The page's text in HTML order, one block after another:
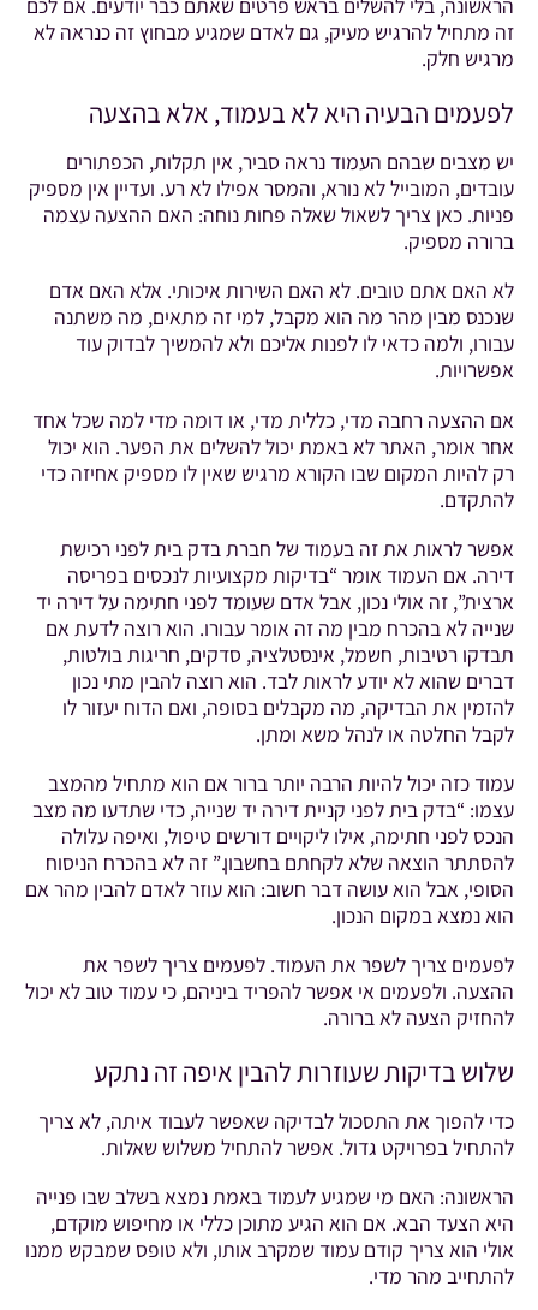
זה מתחיל להרגיש מעיק, גם לאדם שמגיע מבחוץ זה כנראה לא
מרגיש חלק.
לפעמים הבעיה היא לא בעמוד, אלא בהצעה
יש מצבים שבהם העמוד נראה סביר, אין תקלות, הכפתורים
עובדים, המובייל לא נורא, והמסר אפילו לא רע. ועדיין אין מספיק
פניות. כאן צריך לשאול שאלה פחות נוחה: האם ההצעה עצמה
ברורה מספיק.
לא האם אתם טובים. לא האם השירות איכותי. אלא האם אדם
שנכנס מבין מהר מה הוא מקבל, למי זה מתאים, מה משתנה
עבורו, ולמה כדאי לו לפנות אליכם ולא להמשיך לבדוק עוד
אפשרויות.
אם ההצעה רחבה מדי, כללית מדי, או דומה מדי למה שכל אחד
אחר אומר, האתר לא באמת יכול להשלים את הפער. הוא יכול
רק להיות המקום שבו הקורא מרגיש שאין לו מספיק אחיזה כדי
להתקדם.
אפשר לראות את זה בעמוד של חברת בדק בית לפני רכישת
דירה. אם העמוד אומר “בדיקות מקצועיות לנכסים בפריסה
ארצית”, זה אולי נכון, אבל אדם שעומד לפני חתימה על דירה יד
שנייה לא בהכרח מבין מה זה אומר עבורו. הוא רוצה לדעת אם
תבדקו רטיבות, חשמל, אינסטלציה, סדקים, חריגות בולטות,
דברים שהוא לא יודע לראות לבד. הוא רוצה להבין מתי נכון
להזמין את הבדיקה, מה מקבלים בסופה, ואם הדוח יעזור לו
לקבל החלטה או לנהל משא ומתן.
עמוד כזה יכול להיות הרבה יותר ברור אם הוא מתחיל מהמצב
עצמו: “בדק בית לפני קניית דירה יד שנייה, כדי שתדעו מה מצב
הנכס לפני חתימה, אילו ליקויים דורשים טיפול, ואיפה עלולה
להסתתר הוצאה שלא לקחתם בחשבון.” זה לא בהכרח הניסוח
הסופי, אבל הוא עושה דבר חשוב: הוא עוזר לאדם להבין מהר אם
הוא נמצא במקום הנכון.
לפעמים צריך לשפר את העמוד. לפעמים צריך לשפר את
ההצעה. ולפעמים אי אפשר להפריד ביניהם, כי עמוד טוב לא יכול
להחזיק הצעה לא ברורה.
שלוש בדיקות שעוזרות להבין איפה זה נתקע
כדי להפוך את התסכול לבדיקה שאפשר לעבוד איתה, לא צריך
להתחיל בפרויקט גדול. אפשר להתחיל משלוש שאלות.
הראשונה: האם מי שמגיע לעמוד באמת נמצא בשלב שבו פנייה
היא הצעד הבא. אם הוא הגיע מתוכן כללי או מחיפוש מוקדם,
אולי הוא צריך קודם עמוד שמקרב אותו, ולא טופס שמבקש ממנו
להתחייב מהר מדי.